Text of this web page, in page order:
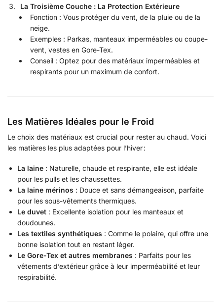
La Troisième Couche : La Protection Extérieure
Fonction : Vous protéger du vent, de la pluie ou de la
neige.
Exemples : Parkas, manteaux imperméables ou coupe-
vent, vestes en Gore-Tex.
Conseil : Optez pour des matériaux imperméables et
respirants pour un maximum de confort.
Les Matières Idéales pour le Froid
Le choix des matériaux est crucial pour rester au chaud. Voici
les matières les plus adaptées pour l’hiver :
La laine : Naturelle, chaude et respirante, elle est idéale
pour les pulls et les chaussettes.
La laine mérinos : Douce et sans démangeaison, parfaite
pour les sous-vêtements thermiques.
Le duvet : Excellente isolation pour les manteaux et
doudounes.
Les textiles synthétiques : Comme le polaire, qui offre une
bonne isolation tout en restant léger.
Le Gore-Tex et autres membranes : Parfaits pour les
vêtements d’extérieur grâce à leur imperméabilité et leur
respirabilité.